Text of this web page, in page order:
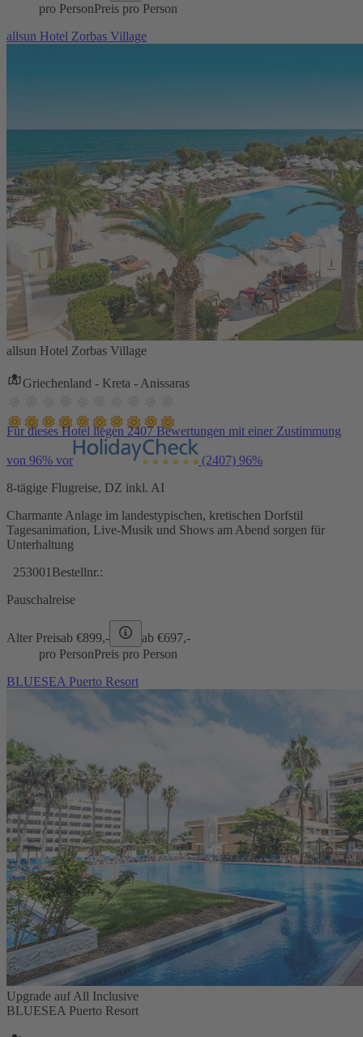
pro PersonPreis pro Person
allsun Hotel Zorbas Village
allsun Hotel Zorbas Village
Griechenland - Kreta - Anissaras
Für dieses Hotel liegen 2407 Bewertungen mit einer Zustimmung
von 96% vor (2407) 96%
8-tägige Flugreise, DZ inkl. AI
Charmante Anlage im landestypischen, kretischen Dorfstil
Tagesanimation, Live-Musik und Shows am Abend sorgen für
Unterhaltung
253001 Bestellnr.:
Pauschalreise
Alter Preisab €899,- ab €697,-
pro PersonPreis pro Person
BLUESEA Puerto Resort
Upgrade auf All Inclusive
BLUESEA Puerto Resort